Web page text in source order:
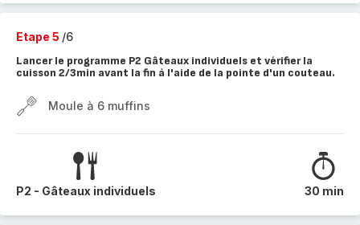
Etape 5 /6
Lancer le programme P2 Gâteaux individuels et vérifier la
cuisson 2/3min avant la fin à l'aide de la pointe d'un couteau.
Moule à 6 muffins
P2 - Gâteaux individuels 30 min